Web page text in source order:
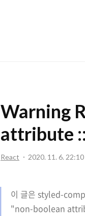
Warning
attribute
React 2020. 11. 6. 22:10
이 글은 styled-
"non-boolean